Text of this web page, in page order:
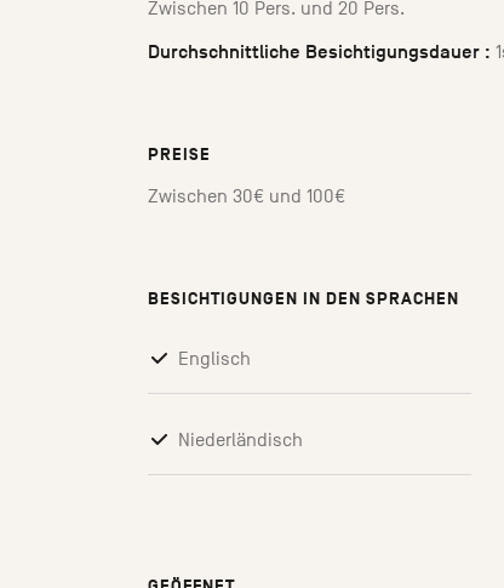
Zwischen 10 Pers. und 20 Pers.
Durchschnittliche Besichtigungsdauer :
PREISE
Zwischen 30€ und 100€
BESICHTIGUNGEN IN DEN SPRACHEN
Englisch
Niederländisch